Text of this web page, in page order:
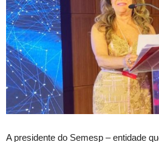
A presidente do Semesp – entidade